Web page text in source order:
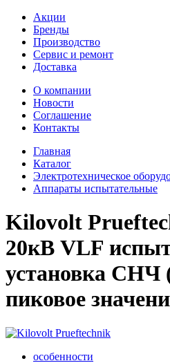
Акции
Бренды
Производство
Сервис и ремонт
Доставка
О компании
Новости
Соглашение
Контакты
Главная
Каталог
Электротехническое
Аппараты испытательные
Kilovolt
20кВ VLF
установка СНЧ
пиковое
особенности